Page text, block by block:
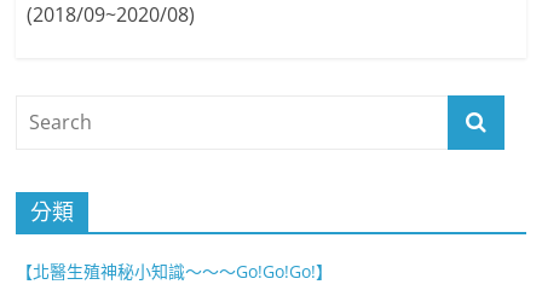
(2018/09~2020/08)
分類
【北醫生殖神秘小知識～～～Go!Go!Go!】